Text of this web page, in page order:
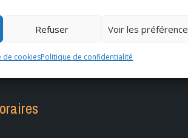
Refuser Voir les
de cookiesPolitique de confidentialité